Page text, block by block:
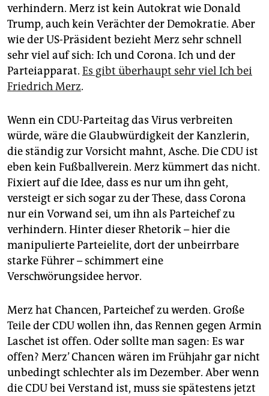
verhindern. Merz ist kein Autokrat wie Donald
Trump, auch kein Verächter der Demokratie. Aber
wie der US-Präsident bezieht Merz sehr schnell
sehr viel auf sich: Ich und Corona. Ich und der
Parteiapparat. Es gibt überhaupt sehr viel Ich bei
Friedrich Merz.
Wenn ein CDU-Parteitag das Virus verbreiten
würde, wäre die Glaubwürdigkeit der Kanzlerin,
die ständig zur Vorsicht mahnt, Asche. Die CDU ist
eben kein Fußballverein. Merz kümmert das nicht.
Fixiert auf die Idee, dass es nur um ihn geht,
versteigt er sich sogar zu der These, dass Corona
nur ein Vorwand sei, um ihn als Parteichef zu
verhindern. Hinter dieser Rhetorik – hier die
manipulierte Parteielite, dort der unbeirrbare
starke Führer – schimmert eine
Verschwörungsidee hervor.
Merz hat Chancen, Parteichef zu werden. Große
Teile der CDU wollen ihn, das Rennen gegen Armin
Laschet ist offen. Oder sollte man sagen: Es war
offen? Merz’ Chancen wären im Frühjahr gar nicht
unbedingt schlechter als im Dezember. Aber wenn
die CDU bei Verstand ist, muss sie spätestens jetzt